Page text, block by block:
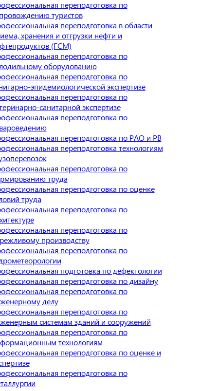
переподготовка по
туристов
переподготовка в области
хранения и отгрузки нефти и
(ГСМ)
переподготовка по
оборудованию
переподготовка по
эпидемиологической экспертизе
переподготовка по
санитарной экспертизе
переподготовка по
переподготовка по РАО и РВ
переподготовка технологиям
переподготовка по
труда
переподготовка по оценке
труда
переподготовка по
переподготовка по
производству
переподготовка по
подготовка по дефектологии
переподготовка по дизайну
переподготовка по
делу
переподготовка по
системам зданий и сооружений
переподготовка по
технологиям
переподготовка по оценке и
переподготовка по